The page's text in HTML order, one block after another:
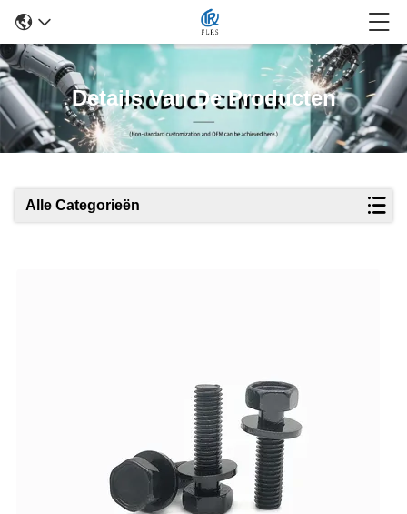
Details Van De Producten
Alle Categorieën